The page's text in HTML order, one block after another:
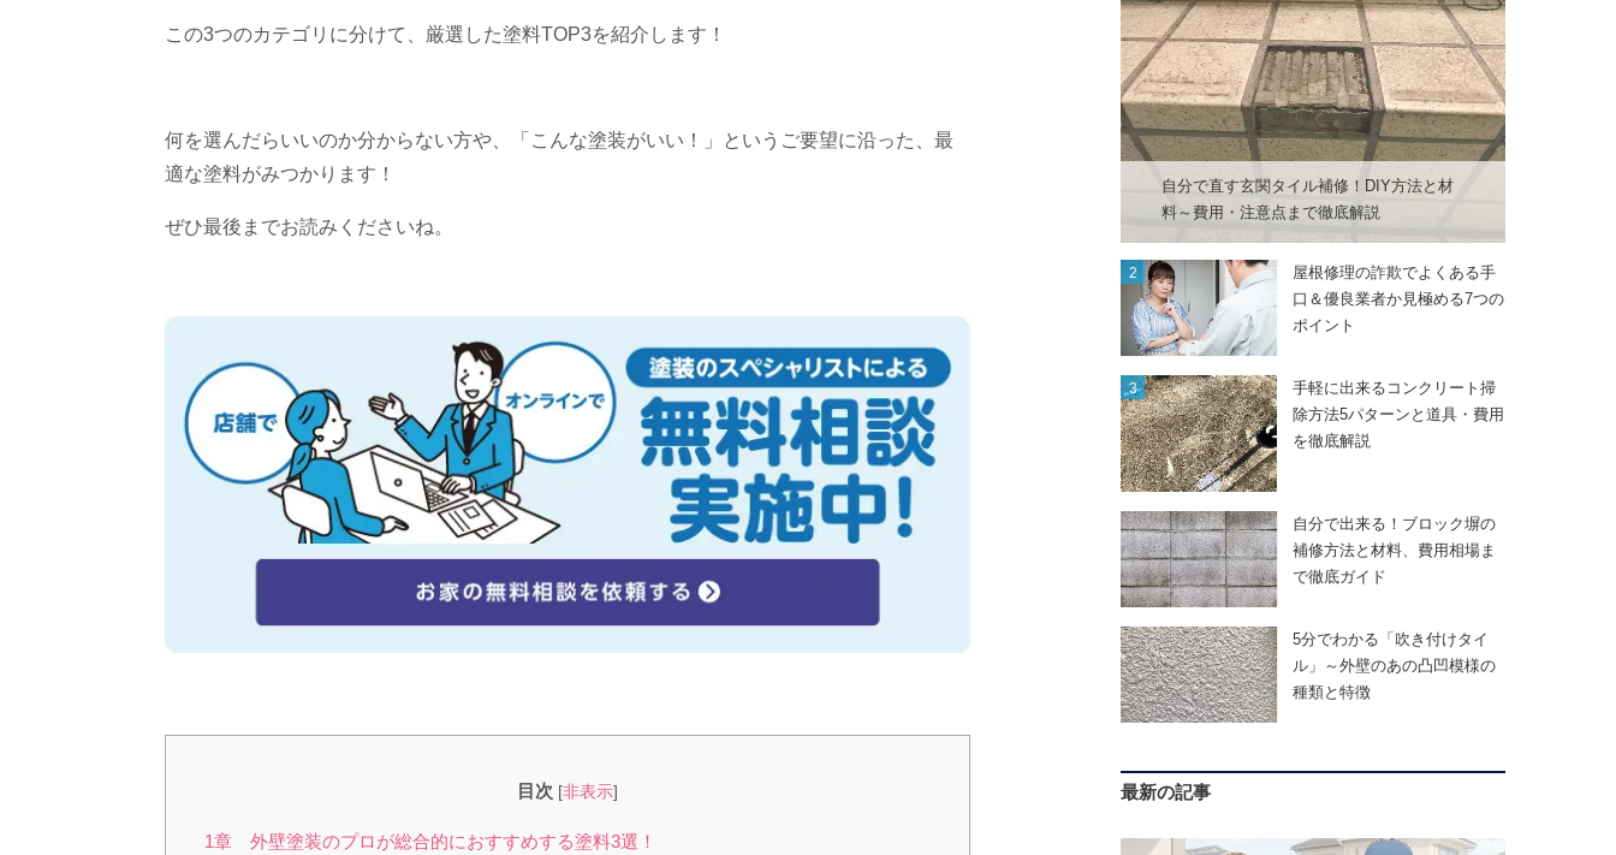
この3つのカテゴリに分けて、厳選した塗料TOP3を紹介します！
何を選んだらいいのか分からない方や、「こんな塗装がいい！」というご要望に沿った、最
適な塗料がみつかります！
ぜひ最後までお読みくださいね。
目次 [非表示]
1章 外壁塗装のプロが総合的におすすめする塗料3選！
自分で直す玄関タイル補修！DIY方法と材
料～費用・注意点まで徹底解説
屋根修理の詐欺でよくある手
口＆優良業者か見極める7つの
ポイント
手軽に出来るコンクリート掃
除方法5パターンと道具・費用
を徹底解説
自分で出来る！ブロック塀の
補修方法と材料、費用相場ま
で徹底ガイド
5分でわかる「吹き付けタイ
ル」～外壁のあの凸凹模様の
種類と特徴
最新の記事